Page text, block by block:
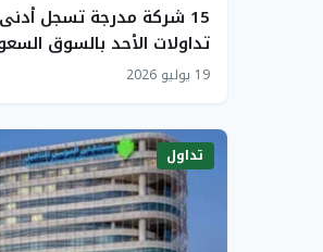
15 شركة مدرجة تسجل
تداولات الأحد بالسوق
19 يوليو 2026
تداول